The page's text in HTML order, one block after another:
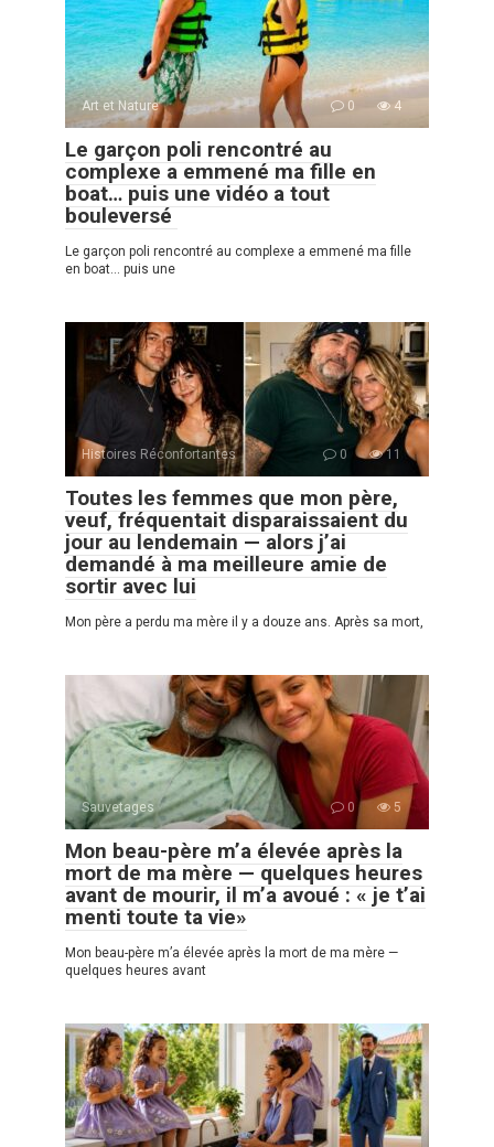
Art et Nature 0 4
Le garçon poli rencontré au
complexe a emmené ma fille en
boat… puis une vidéo a tout
bouleversé
Le garçon poli rencontré au complexe a emmené ma fille
en boat… puis une
Histoires Réconfortantes 0 11
Toutes les femmes que mon père,
veuf, fréquentait disparaissaient du
jour au lendemain — alors j’ai
demandé à ma meilleure amie de
sortir avec lui
Mon père a perdu ma mère il y a douze ans. Après sa mort,
Sauvetages 0 5
Mon beau-père m’a élevée après la
mort de ma mère — quelques heures
avant de mourir, il m’a avoué : « je t’ai
menti toute ta vie»
Mon beau-père m’a élevée après la mort de ma mère —
quelques heures avant